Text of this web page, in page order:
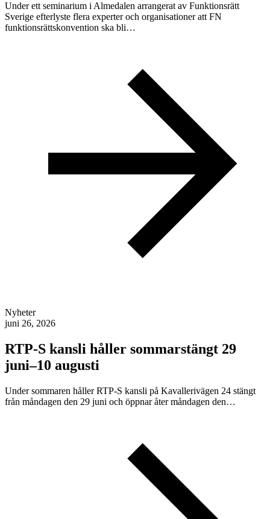
Under ett seminarium i Almedalen arrangerat av Funktionsrätt
Sverige efterlyste flera experter och organisationer att FN
funktionsrättskonvention ska bli…
Nyheter
juni 26, 2026
RTP-S kansli håller sommarstängt 29
juni–10 augusti
Under sommaren håller RTP-S kansli på Kavallerivägen 24 stängt
från måndagen den 29 juni och öppnar åter måndagen den…